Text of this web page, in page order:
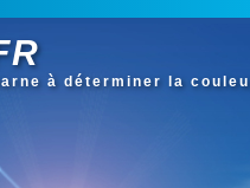
à déterminer la